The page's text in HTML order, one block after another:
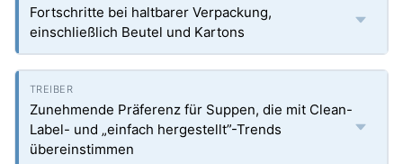
Fortschritte bei haltbarer Verpackung,
einschließlich Beutel und Kartons
Zunehmende Präferenz für Suppen, die mit Clean-
Label- und „einfach hergestellt”-Trends
übereinstimmen